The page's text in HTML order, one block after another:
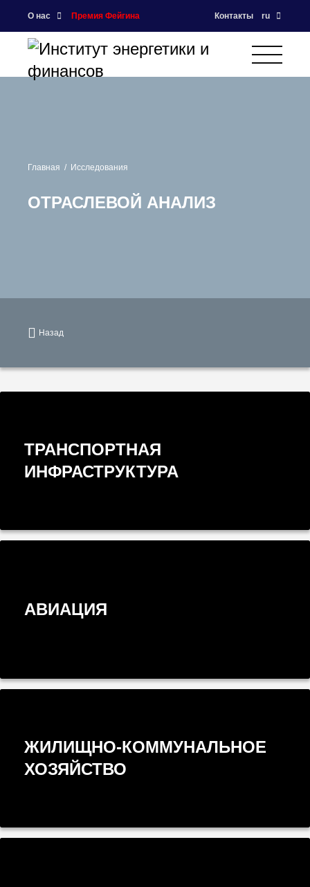
О нас Премия Фейгина Контакты ru
Главная Исследования
ОТРАСЛЕВОЙ АНАЛИЗ
Назад
ТРАНСПОРТНАЯ
ИНФРАСТРУКТУРА
АВИАЦИЯ
ЖИЛИЩНО-КОММУНАЛЬНОЕ
ХОЗЯЙСТВО